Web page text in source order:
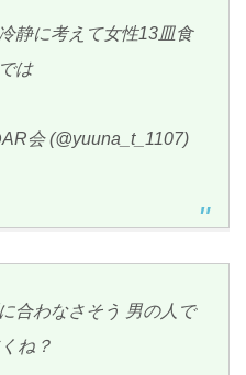
静に考えて女性13皿食
は
会 (@yuuna_t_1107)
合わなさそう 男の人で
ね？